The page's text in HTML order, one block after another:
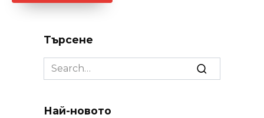
Търсене
Search
for:
Най-новото